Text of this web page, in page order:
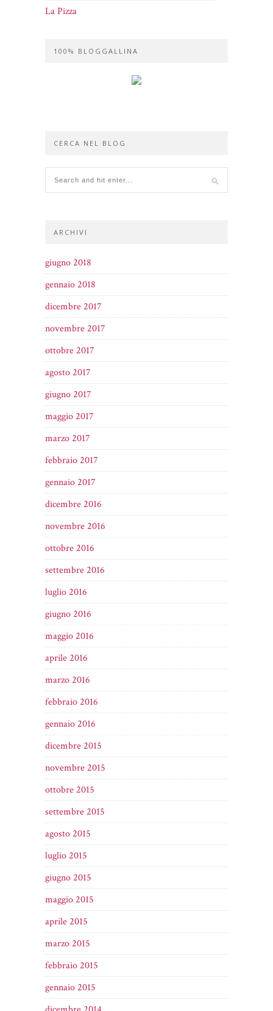
La Pizza
100% BLOGGALLINA
CERCA NEL BLOG
ARCHIVI
giugno 2018
gennaio 2018
dicembre 2017
novembre 2017
ottobre 2017
agosto 2017
giugno 2017
maggio 2017
marzo 2017
febbraio 2017
gennaio 2017
dicembre 2016
novembre 2016
ottobre 2016
settembre 2016
luglio 2016
giugno 2016
maggio 2016
aprile 2016
marzo 2016
febbraio 2016
gennaio 2016
dicembre 2015
novembre 2015
ottobre 2015
settembre 2015
agosto 2015
luglio 2015
giugno 2015
maggio 2015
aprile 2015
marzo 2015
febbraio 2015
gennaio 2015